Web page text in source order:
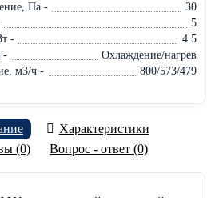
Па -
30
5
-
4.5
-
Охлаждение/нагрев
м3/ч -
800/573/479
Характеристики
(0)
Вопрос - ответ (0)